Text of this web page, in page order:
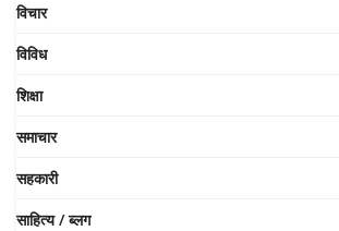
विचार
विविध
शिक्षा
समाचार
सहकारी
साहित्य / ब्लग